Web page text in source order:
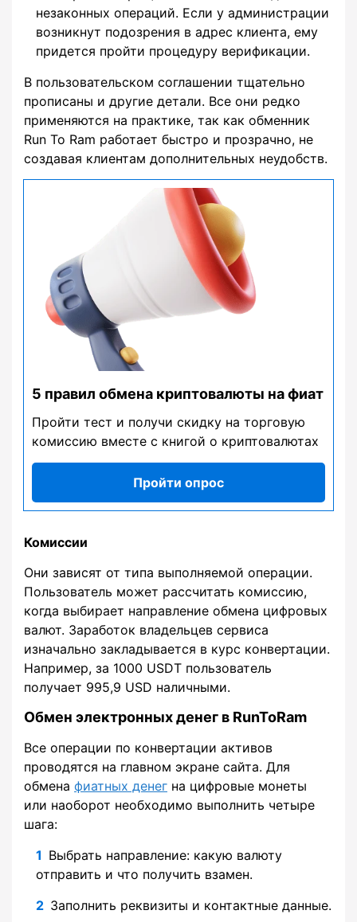
незаконных операций. Если у администрации
возникнут подозрения в адрес клиента, ему
придется пройти процедуру верификации.
В пользовательском соглашении тщательно
прописаны и другие детали. Все они редко
применяются на практике, так как обменник
Run To Ram работает быстро и прозрачно, не
создавая клиентам дополнительных неудобств.
5 правил обмена криптовалюты на фиат
Пройти тест и получи скидку на торговую
комиссию вместе с книгой о криптовалютах
Пройти опрос
Комиссии
Они зависят от типа выполняемой операции.
Пользователь может рассчитать комиссию,
когда выбирает направление обмена цифровых
валют. Заработок владельцев сервиса
изначально закладывается в курс конвертации.
Например, за 1000 USDT пользователь
получает 995,9 USD наличными.
Обмен электронных денег в RunToRam
Все операции по конвертации активов
проводятся на главном экране сайта. Для
обмена фиатных денег на цифровые монеты
или наоборот необходимо выполнить четыре
шага:
Выбрать направление: какую валюту
отправить и что получить взамен.
Заполнить реквизиты и контактные данные.